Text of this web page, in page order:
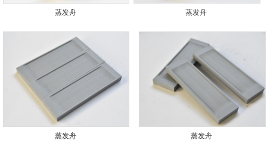
蒸发舟 蒸发舟
蒸发舟 蒸发舟